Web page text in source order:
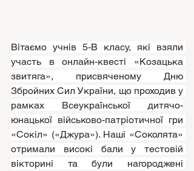
Вітаємо учнів 5-В класу, які взяли
участь в онлайн-квесті «Козацька
звитяга», присвяченому Дню
Збройних Сил України, що проходив у
рамках Всеукраїнської дитячо-
юнацької військово-патріотичної гри
«Сокіл» («Джура»). Наші «Соколята»
отримали високі бали у тестовій
вікторині та були нагороджені